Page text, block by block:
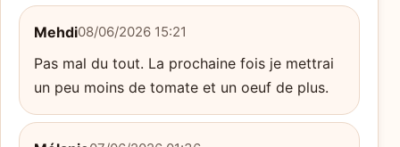
Mehdi08/06/2026 15:21
Pas mal du tout. La prochaine fois je mettrai
un peu moins de tomate et un oeuf de plus.